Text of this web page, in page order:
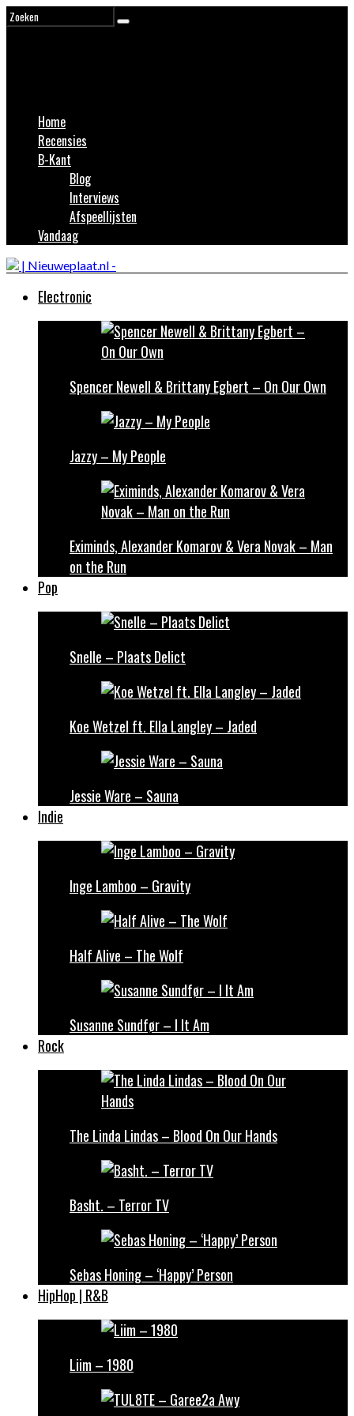
Home
Recensies
B-Kant
Blog
Interviews
Afspeellijsten
Vandaag
Electronic
Spencer Newell & Brittany Egbert – On Our Own
Jazzy – My People
Eximinds, Alexander Komarov & Vera Novak – Man
on the Run
Pop
Snelle – Plaats Delict
Koe Wetzel ft. Ella Langley – Jaded
Jessie Ware – Sauna
Indie
Inge Lamboo – Gravity
Half Alive – The Wolf
Susanne Sundfør – I It Am
Rock
The Linda Lindas – Blood On Our Hands
Basht. – Terror TV
Sebas Honing – ‘Happy’ Person
HipHop | R&B
Liim – 1980